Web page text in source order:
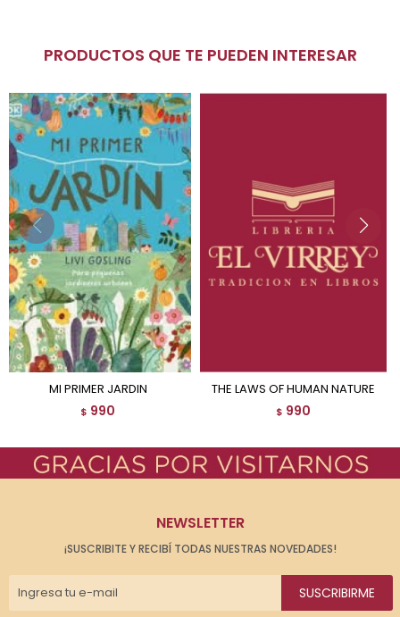
PRODUCTOS QUE TE PUEDEN INTERESAR
MI PRIMER JARDIN
$ 990
THE LAWS OF HUMAN NATURE
$ 990
NEWSLETTER
¡SUSCRIBITE Y RECIBÍ TODAS NUESTRAS NOVEDADES!
SUSCRIBIRME